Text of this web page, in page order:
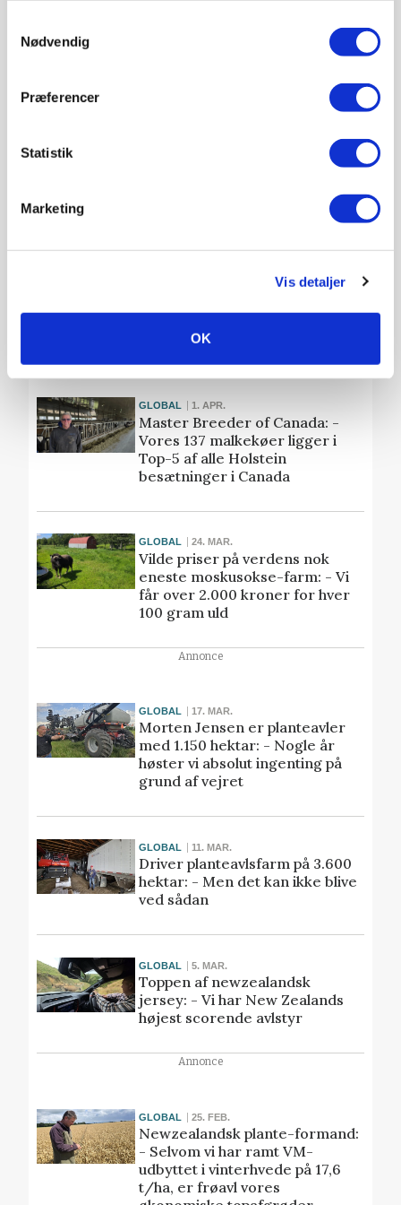
Nødvendig
Præferencer
Statistik
Marketing
Vis detaljer
OK
Hvordan rådgiver man lokale
købt en brahma-tyr
GLOBAL 1. APR.
Master Breeder of Canada: -
Vores 137 malkekøer ligger i
Top-5 af alle Holstein
besætninger i Canada
GLOBAL 24. MAR.
Vilde priser på verdens nok
eneste moskusokse-farm: - Vi
får over 2.000 kroner for hver
100 gram uld
Annonce
GLOBAL 17. MAR.
Morten Jensen er planteavler
med 1.150 hektar: - Nogle år
høster vi absolut ingenting på
grund af vejret
GLOBAL 11. MAR.
Driver planteavlsfarm på 3.600
hektar: - Men det kan ikke blive
ved sådan
GLOBAL 5. MAR.
Toppen af newzealandsk
jersey: - Vi har New Zealands
højest scorende avlstyr
Annonce
GLOBAL 25. FEB.
Newzealandsk plante-formand:
- Selvom vi har ramt VM-
udbyttet i vinterhvede på 17,6
t/ha, er frøavl vores